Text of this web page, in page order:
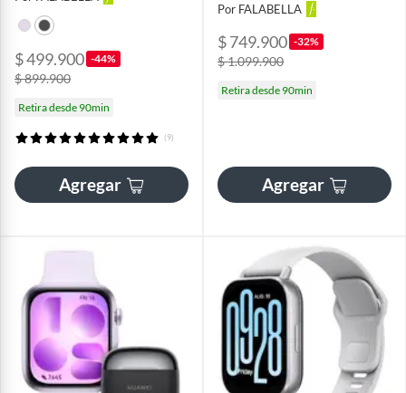
$ 499.900 -44%
$ 899.900
Retira desde 90min
(9)
Agregar
Por FALABELLA
$ 749.900 -32%
$ 1.099.900
Retira desde 90min
Agregar